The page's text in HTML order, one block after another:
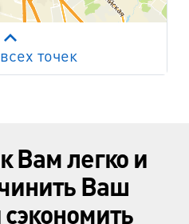
д.9
Работает на API 2ГИС
Лицензионное соглашение
точек
Вам легко и
Ваш